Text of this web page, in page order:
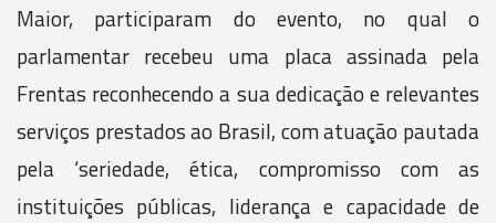
Maior, participaram do evento, no qual o
parlamentar recebeu uma placa assinada pela
Frentas reconhecendo a sua dedicação e relevantes
serviços prestados ao Brasil, com atuação pautada
pela ‘seriedade, ética, compromisso com as
instituições públicas, liderança e capacidade de